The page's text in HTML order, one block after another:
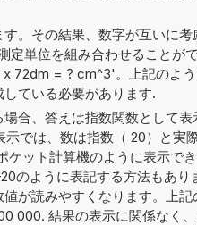
。その結果、数字が互いに考
単位を組み合わせることがで
72dm = ? cm^3'。上記のよ
ている必要があります.
合、答えは指数関数として表
示では、数は指数（ 20）と実
ット計算機のように表示で
のように表記する方法もあり
が読みやすくなります。上記
000. 結果の表示に関係なく